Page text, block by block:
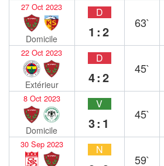
27 Oct 2023
Domicile
D
1:2
63`
22 Oct 2023
Extérieur
D
4:2
45`
8 Oct 2023
Domicile
V
3:1
45`
30 Sep 2023 N
59`